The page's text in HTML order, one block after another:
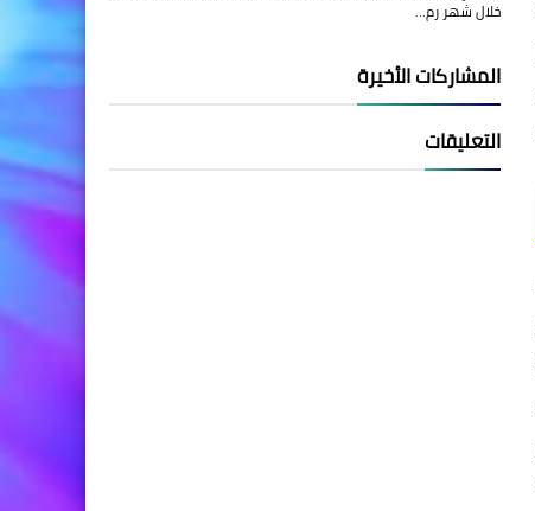
خلال شهر رم…
المشاركات الأخيرة
التعليقات